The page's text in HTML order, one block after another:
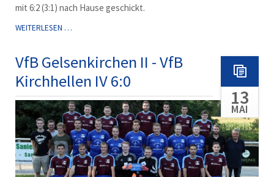
mit 6:2 (3:1) nach Hause geschickt.
WEITERLESEN …DRITTE
GEGEN
SB
VfB Gelsenkirchen II - VfB
Kirchhellen IV 6:0
13
MAI